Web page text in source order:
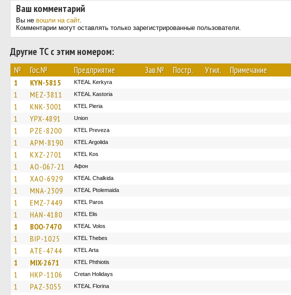
Ваш комментарий
Вы не вошли на сайт.
Комментарии могут оставлять только зарегистрированные пользователи.
Другие ТС с этим номером:
№ Гос.№ Предприятие Зав.№ Постр. Утил. Примечание
1 KYN-5815 KTEAL Kerkyra
1 MEZ-3811 KTEAL Kastoria
1 KNK-3001 KTEL Pieria
1 YPX-4891 Union
1 PZE-8200 KTEL Preveza
1 APM-8190 KTEL Argolida
1 KXZ-2701 KTEL Kos
1 AO-067-21 Афон
1 XAO-6929 KTEAL Chalkida
1 MNA-2309 KTEAL Ptolemaida
1 EMZ-7449 KTEL Paros
1 HAN-4180 KTEL Elis
1 BOO-7470 KTEAL Volos
1 BIP-1025 KTEL Thebes
1 ATE-4744 KTEL Arta
1 MIX-2671 ΚΤΕL Phthiotis
1 HKP-1106 Cretan Holidays
1 PAZ-3055 KTEAL Florina